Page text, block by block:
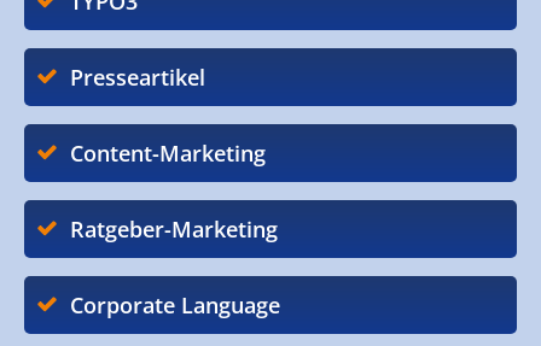
Presseartikel
Content-Marketing
Ratgeber-Marketing
Corporate Language